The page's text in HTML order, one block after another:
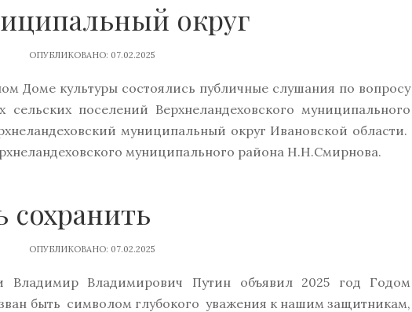
округ
ОПУБЛИКОВАНО: 07.02.2025
Доме культуры состоялись публичные слушания по вопросу
сельских поселений Верхнеландеховского муниципального
муниципальный округ Ивановской области.
муниципального района Н.Н.Смирнова.
ОПУБЛИКОВАНО: 07.02.2025
Владимир Владимирович Путин объявил 2025 год Годом
быть символом глубокого уважения к нашим защитникам,